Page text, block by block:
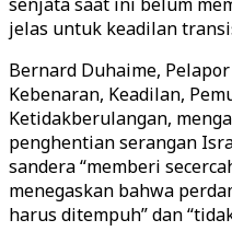
jelas untuk keadilan
Bernard Duhaime,
Kebenaran, Keadilan,
Ketidakberulangan,
penghentian serangan
sandera “memberi
menegaskan bahwa
harus ditempuh” dan